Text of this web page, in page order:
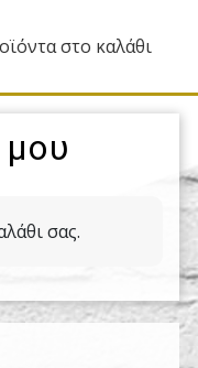
στο καλάθι
σας.